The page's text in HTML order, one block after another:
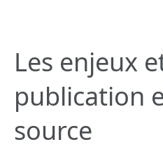
Les enjeux
publication
source